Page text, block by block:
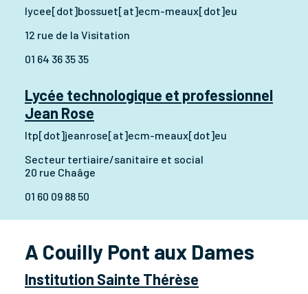
lycee[dot]bossuet[at]ecm-meaux[dot]eu
12 rue de la Visitation
01 64 36 35 35
Lycée technologique et professionnel
Jean Rose
ltp[dot]jeanrose[at]ecm-meaux[dot]eu
Secteur tertiaire/sanitaire et social
20 rue Chaâge
01 60 09 88 50
A Couilly Pont aux Dames
Institution Sainte Thérèse